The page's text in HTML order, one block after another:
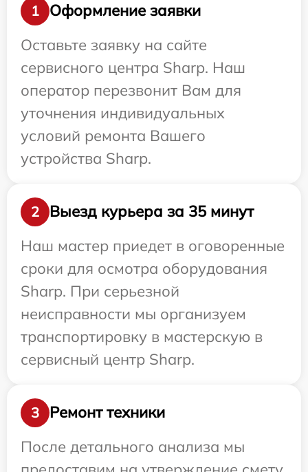
1
Оформление заявки
Оставьте заявку на сайте
сервисного центра Sharp. Наш
оператор перезвонит Вам для
уточнения индивидуальных
условий ремонта Вашего
устройства Sharp.
2
Выезд курьера за 35 минут
Наш мастер приедет в оговоренные
сроки для осмотра оборудования
Sharp. При серьезной
неисправности мы организуем
транспортировку в мастерскую в
сервисный центр Sharp.
3
Ремонт техники
После детального анализа мы